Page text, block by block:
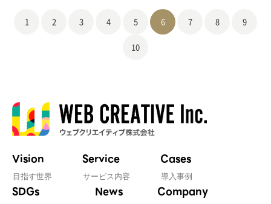
1 2 3 4 5 6 7 8 9
10
Vision
目指す世界
Service
サービス内容
Cases
導入事例
SDGs News Company